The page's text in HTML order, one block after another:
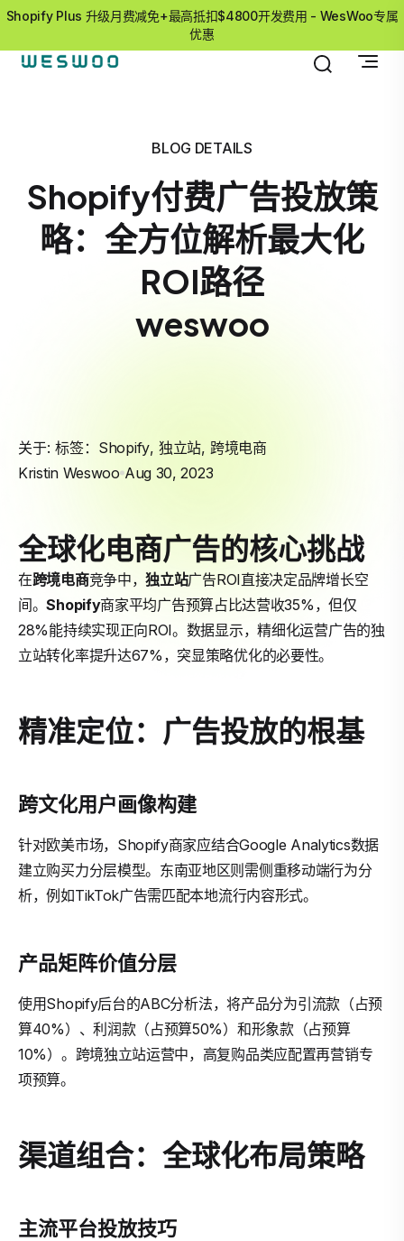
Shopify Plus 升级月费减免+最高抵扣$4800开发费用 - WesWoo专属
优惠
BLOG DETAILS
Shopify付费广告投放策
略：全方位解析最大化
ROI路径
weswoo
关于: 标签： Shopify, 独立站, 跨境电商
Kristin Weswoo Aug 30, 2023
全球化电商广告的核心挑战
在跨境电商竞争中，独立站广告ROI直接决定品牌增长空
间。Shopify商家平均广告预算占比达营收35%，但仅
28%能持续实现正向ROI。数据显示，精细化运营广告的独
立站转化率提升达67%，突显策略优化的必要性。
精准定位：广告投放的根基
跨文化用户画像构建
针对欧美市场，Shopify商家应结合Google Analytics数据
建立购买力分层模型。东南亚地区则需侧重移动端行为分
析，例如TikTok广告需匹配本地流行内容形式。
产品矩阵价值分层
使用Shopify后台的ABC分析法，将产品分为引流款（占预
算40%）、利润款（占预算50%）和形象款（占预算
10%）。跨境独立站运营中，高复购品类应配置再营销专
项预算。
渠道组合：全球化布局策略
主流平台投放技巧